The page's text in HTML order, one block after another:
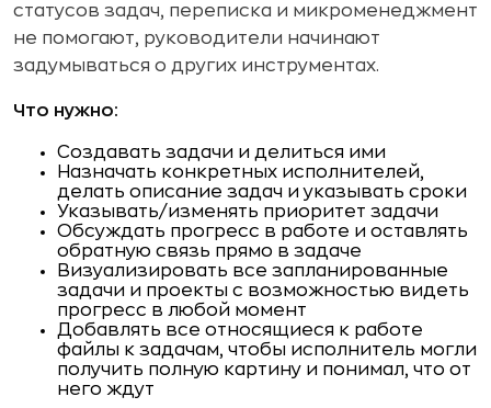
статусов задач, переписка и микроменеджмент
не помогают, руководители начинают
задумываться о других инструментах.
Что нужно:
Создавать задачи и делиться ими
Назначать конкретных исполнителей,
делать описание задач и указывать сроки
Указывать/изменять приоритет задачи
Обсуждать прогресс в работе и оставлять
обратную связь прямо в задаче
Визуализировать все запланированные
задачи и проекты с возможностью видеть
прогресс в любой момент
Добавлять все относящиеся к работе
файлы к задачам, чтобы исполнитель могли
получить полную картину и понимал, что от
него ждут